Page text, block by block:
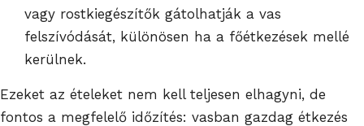
vagy rostkiegészítők gátolhatják a vas
felszívódását, különösen ha a főétkezések mellé
kerülnek.
Ezeket az ételeket nem kell teljesen elhagyni, de
fontos a megfelelő időzítés: vasban gazdag étkezés